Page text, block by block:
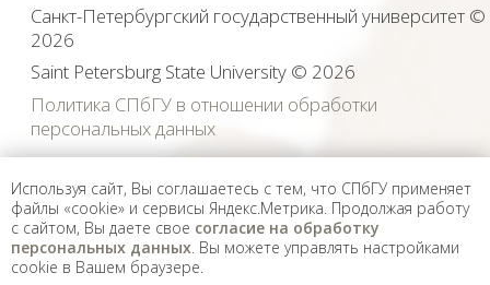
Используя сайт, Вы соглашаетесь с тем, что СПбГУ применяет
файлы «cookie» и сервисы Яндекс.Метрика. Продолжая работу
с сайтом, Вы даете свое согласие на обработку
персональных данных . Вы можете управлять настройками
cookie в Вашем браузере.